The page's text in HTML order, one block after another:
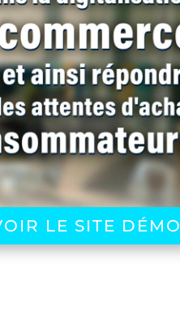
LE SITE DÉMO